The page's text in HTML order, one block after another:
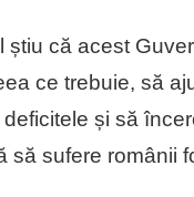
știu că acest
ce trebuie, să
și să
sufere românii